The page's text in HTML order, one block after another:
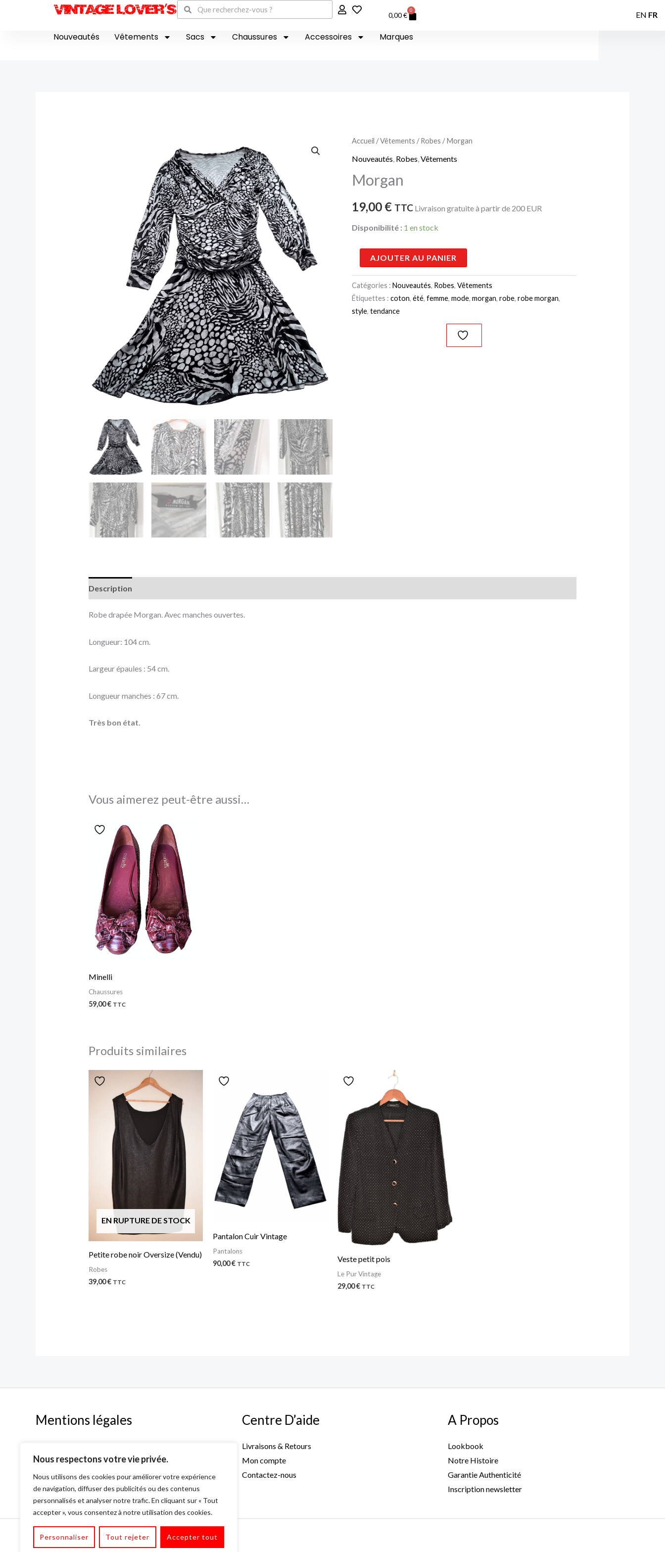
Nous respectons votre vie privée.
Nous utilisons des cookies pour améliorer votre expérience
de navigation, diffuser des publicités ou des contenus
personnalisés et analyser notre trafic. En cliquant sur « Tout
accepter », vous consentez à notre utilisation des cookies.
Personnaliser Tout rejeter Accepter tout
Rechercher
Rechercher
0,00€
0
Panier
Nouveautés Vêtements Sacs Chaussures Accessoires Marques
Accueil /Vêtements /Robes / Morgan
Nouveautés, Robes,Vêtements
Morgan
19,00 € TTC Livraison gratuite à partir de 200 EUR
Disponibilité : 1 en stock
quantité
de
AJOUTER AU PANIER
Catégories :Nouveautés, Robes,Vêtements
Étiquettes :coton,été,femme,mode,morgan,robe,robe morgan,
style,tendance
Description
Robe drapée Morgan. Avec manches ouvertes.
Longueur: 104 cm.
Largeur épaules : 54 cm.
Longueur manches : 67 cm.
Très bon état.
Vous aimerez peut-être aussi…
Minelli
Chaussures
59,00€ TTC
Produits similaires
EN RUPTURE DE STOCK
Petite robe noir Oversize (Vendu)
Robes
39,00€ TTC
Pantalon Cuir Vintage
Pantalons
90,00€ TTC
Veste petit pois
Le Pur Vintage
29,00€ TTC
Mentions légales
Politique de confidentialité & Cookies
CGV
Centre D’aide
Livraisons & Retours
Mon compte
Contactez-nous
A Propos
Lookbook
Notre Histoire
Garantie Authenticité
Inscription newsletter
Copyright © 2026 Vintage Lover's. Tous Droits Réservés
EN FR